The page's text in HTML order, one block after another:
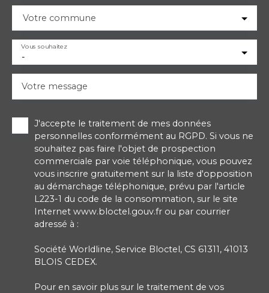
Votre commune
-
Vous souhaitez
Votre message
J'accepte le traitement de mes données
personnelles conformément au RGPD. Si vous ne
souhaitez pas faire l'objet de prospection
commerciale par voie téléphonique, vous pouvez
vous inscrire gratuitement sur la liste d'opposition
au démarchage téléphonique, prévu par l'article
L223-1 du code de la consommation, sur le site
Internet www.bloctel.gouv.fr ou par courrier
adressé à :
Société Worldline, Service Bloctel, CS 61311, 41013
BLOIS CEDEX.
Pour en savoir plus sur le traitement de vos